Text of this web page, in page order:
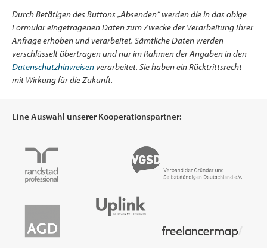
Durch Betätigen des Buttons „Absenden“ werden die in das obige
Formular eingetragenen Daten zum Zwecke der Verarbeitung Ihrer
Anfrage erhoben und verarbeitet. Sämtliche Daten werden
verschlüsselt übertragen und nur im Rahmen der Angaben in den
Datenschutzhinweisenverarbeitet. Sie haben ein Rücktrittsrecht
mit Wirkung für die Zukunft.
Eine Auswahl unserer Kooperationspartner: